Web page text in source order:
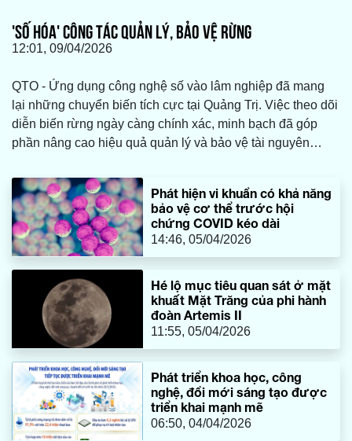
'SỐ HÓA' CÔNG TÁC QUẢN LÝ, BẢO VỆ RỪNG
12:01, 09/04/2026
QTO - Ứng dụng công nghệ số vào lâm nghiệp đã mang
lại những chuyển biến tích cực tại Quảng Trị. Việc theo dõi
diễn biến rừng ngày càng chính xác, minh bạch đã góp
phần nâng cao hiệu quả quản lý và bảo vệ tài nguyên
Phát hiện vi khuẩn có khả năng
bảo vệ cơ thể trước hội
chứng COVID kéo dài
14:46, 05/04/2026
Hé lộ mục tiêu quan sát ở mặt
khuất Mặt Trăng của phi hành
đoàn Artemis II
11:55, 05/04/2026
Phát triển khoa học, công
nghệ, đổi mới sáng tạo được
triển khai mạnh mẽ
06:50, 04/04/2026